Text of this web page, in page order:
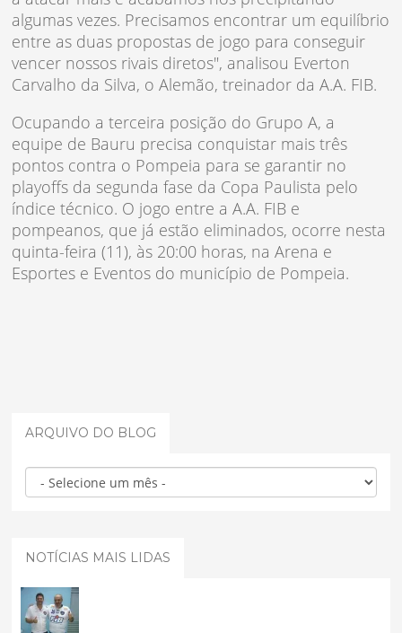
algumas vezes. Precisamos encontrar um equilíbrio
entre as duas propostas de jogo para conseguir
vencer nossos rivais diretos", analisou Everton
Carvalho da Silva, o Alemão, treinador da A.A. FIB.
Ocupando a terceira posição do Grupo A, a
equipe de Bauru precisa conquistar mais três
pontos contra o Pompeia para se garantir no
playoffs da segunda fase da Copa Paulista pelo
índice técnico. O jogo entre a A.A. FIB e
pompeanos, que já estão eliminados, ocorre nesta
quinta-feira (11), às 20:00 horas, na Arena e
Esportes e Eventos do município de Pompeia.
ARQUIVO DO BLOG
NOTÍCIAS MAIS LIDAS